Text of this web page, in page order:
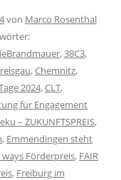
von Marco Rosenthal
,38C3,
,Chemnitz,
2024,CLT,
für Engagement
eku – ZUKUNFTSPREIS,
, Emmendingen steht
ways Förderpreis, FAIR
, Freiburg im